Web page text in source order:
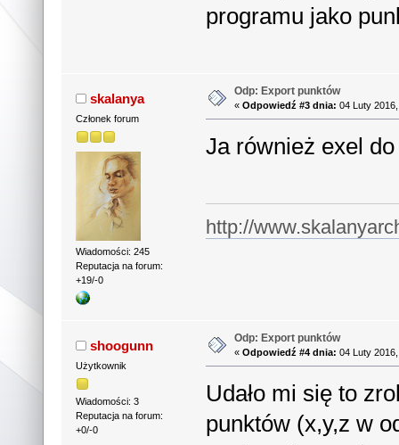
programu jako
skalanya
Członek forum
Wiadomości: 245
Reputacja na forum:
+19/-0
Odp: Export punktów
«Odpowiedź #3 dnia: 04 Luty
Ja również exel
http://
shoogunn
Użytkownik
Wiadomości: 3
Reputacja na forum:
+0/-0
Odp: Export punktów
«Odpowiedź #4 dnia: 04 Luty
Udało mi się to
punktów (x,y,z w